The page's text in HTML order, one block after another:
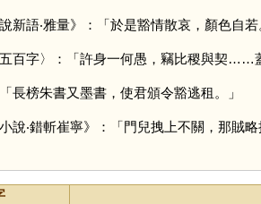
新語‧雅量》：「於是豁情散哀，顏色自若
百字〉：「許身一何愚，竊比稷與契……
長榜朱書又墨書，使君頒令豁逃租。」
說‧錯斬崔寧》：「門兒拽上不關，那賊略